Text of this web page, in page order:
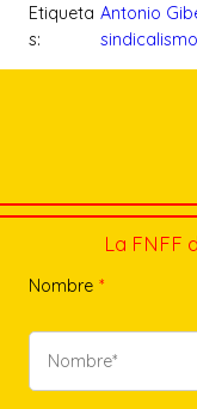
Etiqueta
s:
Antonio
sindicalismo
La FNFF
Nombre *